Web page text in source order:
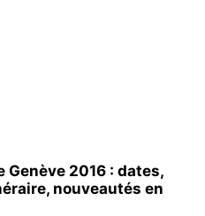
Genève 2016 : dates,
nouveautés en